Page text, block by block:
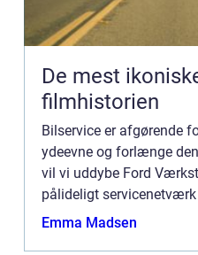
De mest
filmhistorien
Bilservice er afgørende
ydeevne og forlænge
vil vi uddybe Ford
pålideligt
nærmere p&...
Emma Madsen